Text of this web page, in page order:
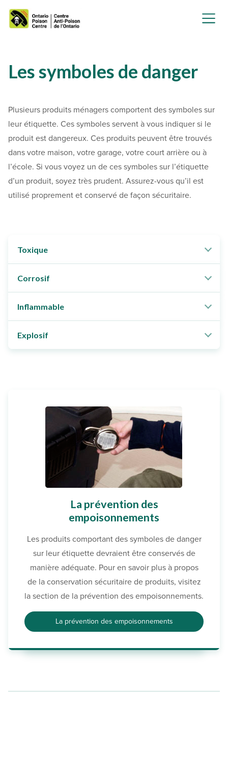
Les symboles de danger
Plusieurs produits ménagers comportent des symboles sur
leur étiquette. Ces symboles servent à vous indiquer si le
produit est dangereux. Ces produits peuvent être trouvés
dans votre maison, votre garage, votre court arrière ou à
l’école. Si vous voyez un de ces symboles sur l’étiquette
d’un produit, soyez très prudent. Assurez-vous qu’il est
utilisé proprement et conservé de façon sécuritaire.
Toxique
Corrosif
Inflammable
Explosif
La prévention des
empoisonnements
Les produits comportant des symboles de danger
sur leur étiquette devraient être conservés de
manière adéquate. Pour en savoir plus à propos
de la conservation sécuritaire de produits, visitez
la section de la prévention des empoisonnements.
La prévention des empoisonnements